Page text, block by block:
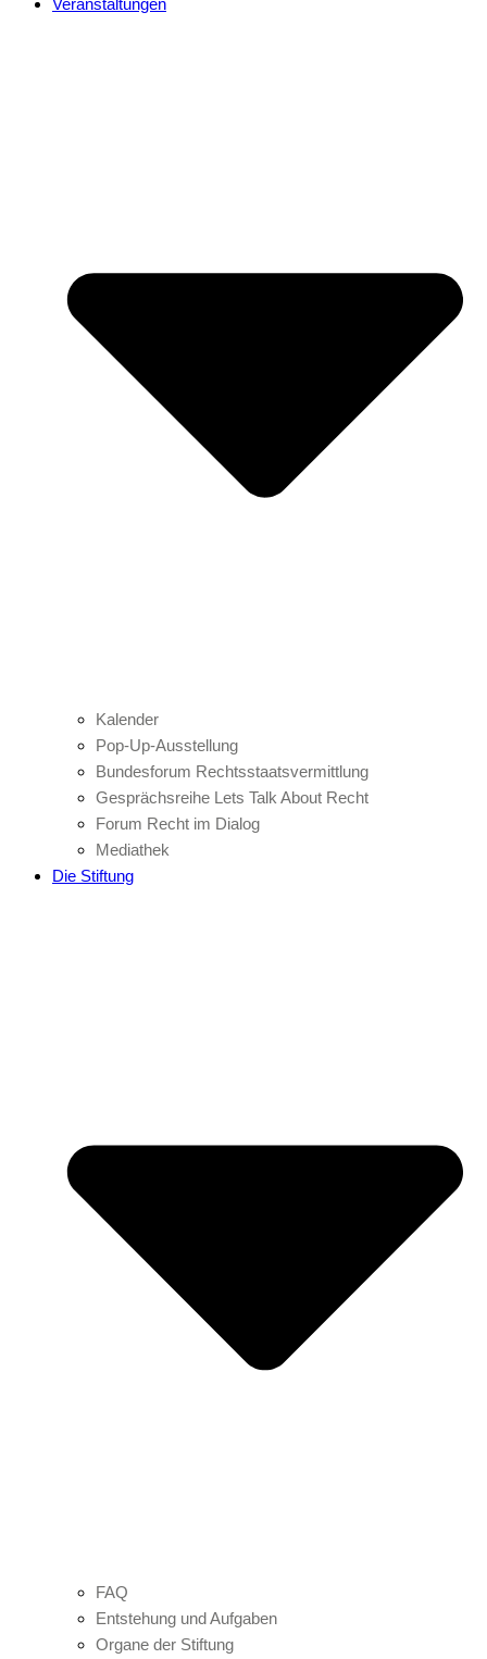
Veranstaltungen
Kalender
Pop-Up-Ausstellung
Bundesforum Rechtsstaatsvermittlung
Gesprächsreihe Lets Talk About Recht
Forum Recht im Dialog
Mediathek
Die Stiftung
FAQ
Entstehung und Aufgaben
Organe der Stiftung